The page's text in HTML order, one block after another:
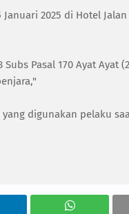
2025 di Hotel
Pasal 170 Ayat Ayat
digunakan pelaku